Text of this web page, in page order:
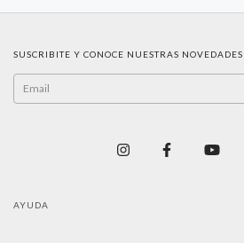
SUSCRIBITE Y CONOCE NUESTRAS NOVEDADES
AYUDA